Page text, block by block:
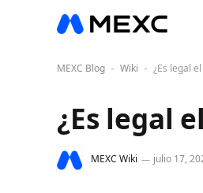
MEXC Blog - Wiki - ¿Es legal
¿Es legal
MEXC Wiki julio 17,